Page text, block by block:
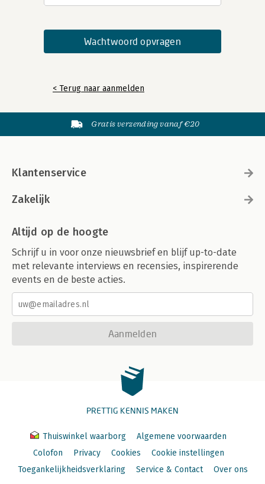
< Terug naar aanmelden
Gratis verzending vanaf €20
Klantenservice
Zakelijk
Altijd op de hoogte
Schrijf u in voor onze nieuwsbrief en blijf up-to-date
met relevante interviews en recensies, inspirerende
events en de beste acties.
Aanmelden
PRETTIG KENNIS MAKEN
Thuiswinkel waarborg
Algemene voorwaarden
Colofon
Privacy Cookies
Cookie instellingen
Toegankelijkheidsverklaring
Service & Contact Over ons